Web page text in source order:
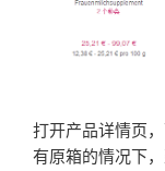
打开产品详情页
有原箱的情况下